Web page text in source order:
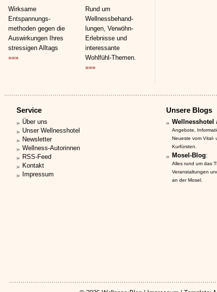
Wirksame
Entspannungs­
methoden gegen die
Auswirkungen Ihres
stressigen Alltags
»»»
Rund um
Wellnessbehand­
lungen, Verwöhn-
Erlebnisse und
interessante
Wohlfühl-Themen.
»»»
Service
Über uns
Unser Wellnesshotel
Newsletter
Wellness-Autorinnen
RSS-Feed
Kontakt
Impressum
Unsere Blogs
Wellnesshotel
Angebote,
Neueste vom Vital-
Kurfürsten.
Mosel-Blog:
Alles rund um das
Veranstaltungen
an der Mosel.